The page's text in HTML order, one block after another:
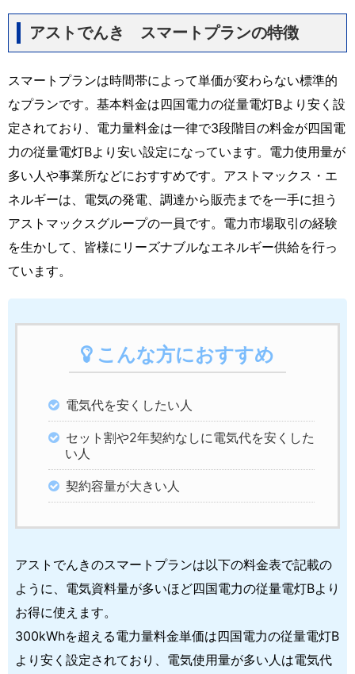
アストでんき スマートプランの特徴
スマートプランは時間帯によって単価が変わらない標準的
なプランです。基本料金は四国電力の従量電灯Bより安く設
定されており、電力量料金は一律で3段階目の料金が四国電
力の従量電灯Bより安い設定になっています。電力使用量が
多い人や事業所などにおすすめです。アストマックス・エ
ネルギーは、電気の発電、調達から販売までを一手に担う
アストマックスグループの一員です。電力市場取引の経験
を生かして、皆様にリーズナブルなエネルギー供給を行っ
ています。
こんな方におすすめ
電気代を安くしたい人
セット割や2年契約なしに電気代を安くした
い人
契約容量が大きい人
アストでんきのスマートプランは以下の料金表で記載の
ように、電気資料量が多いほど四国電力の従量電灯Bより
お得に使えます。
300kWhを超える電力量料金単価は四国電力の従量電灯B
より安く設定されており、電気使用量が多い人は電気代